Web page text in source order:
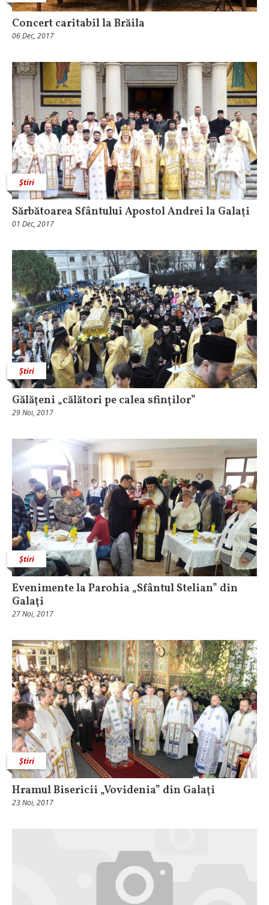
Concert caritabil la Brăila
06 Dec, 2017
Știri
Sărbătoarea Sfântului Apostol Andrei la Galaţi
01 Dec, 2017
Știri
Gălăţeni „călători pe calea sfinţilor”
29 Noi, 2017
Știri
Evenimente la Parohia „Sfântul Stelian” din
Galaţi
27 Noi, 2017
Știri
Hramul Bisericii „Vovidenia” din Galaţi
23 Noi, 2017